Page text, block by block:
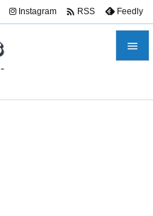

Instagram  RSS Feedly